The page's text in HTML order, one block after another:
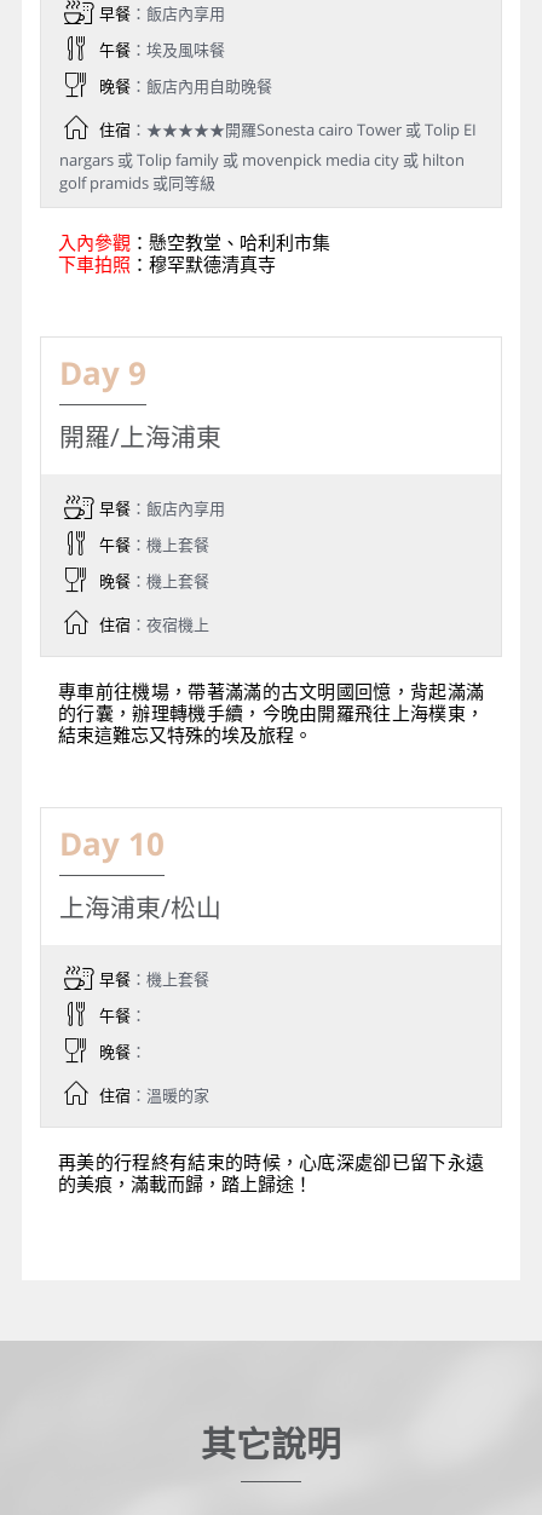
早餐：飯店內享用
午餐：埃及風味餐
晚餐：飯店內用自助晚餐
住宿：★★★★★開羅Sonesta cairo Tower 或 Tolip EI
nargars 或 Tolip family 或 movenpick media city 或 hilton
golf pramids 或同等級
入內參觀 ：懸空教堂、哈利利市集
下車拍照 ：穆罕默德清真寺
Day 9
開羅/上海浦東
早餐：飯店內享用
午餐：機上套餐
晚餐：機上套餐
住宿：夜宿機上
專車前往機場，帶著滿滿的古文明國回憶，背起滿滿
的行囊，辦理轉機手續，今晚由開羅飛往上海樸東，
結束這難忘又特殊的埃及旅程。
Day 10
上海浦東/松山
早餐：機上套餐
午餐：
晚餐：
住宿：溫暖的家
再美的行程終有結束的時候，心底深處卻已留下永遠
的美痕，滿載而歸，踏上歸途！
其它說明